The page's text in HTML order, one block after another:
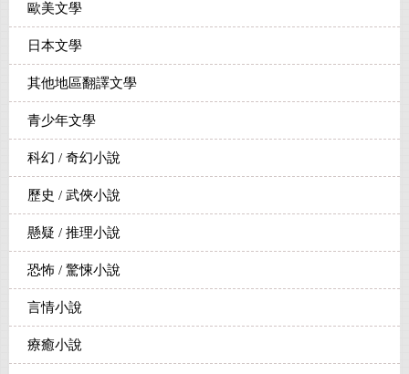
歐美文學
日本文學
其他地區翻譯文學
青少年文學
科幻 / 奇幻小說
歷史 / 武俠小說
懸疑 / 推理小說
恐怖 / 驚悚小說
言情小說
療癒小說